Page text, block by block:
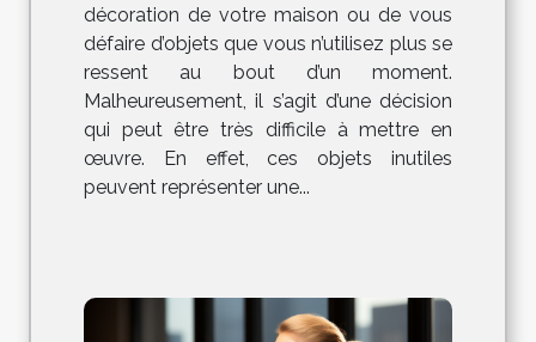
décoration de votre maison ou de vous
défaire d’objets que vous n’utilisez plus se
ressent au bout d’un moment.
Malheureusement, il s’agit d’une décision
qui peut être très difficile à mettre en
œuvre. En effet, ces objets inutiles
peuvent représenter une...